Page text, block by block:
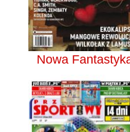
Nowa